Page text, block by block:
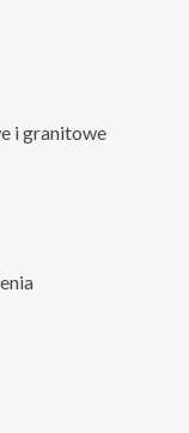
i granitowe